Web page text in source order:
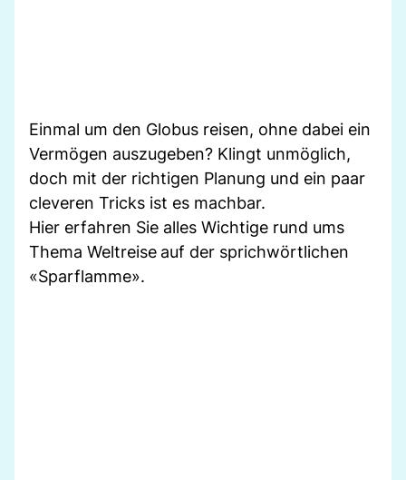
Einmal um den Globus reisen, ohne dabei ein
Vermögen auszugeben? Klingt unmöglich,
doch mit der richtigen Planung und ein paar
cleveren Tricks ist es machbar.
Hier erfahren Sie alles Wichtige rund ums
Thema Weltreise auf der sprichwörtlichen
«Sparflamme».